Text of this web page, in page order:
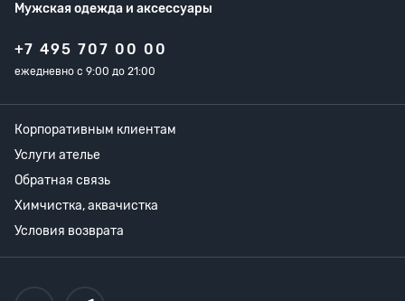
Мужская одежда и аксессуары
+7 495 707 00 00
ежедневно с 9:00 до 21:00
Корпоративным клиентам
Услуги ателье
Обратная связь
Химчистка, аквачистка
Условия возврата